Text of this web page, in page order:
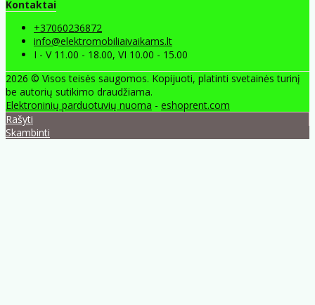
Kontaktai
+37060236872
info@elektromobiliaivaikams.lt
I - V 11.00 - 18.00, VI 10.00 - 15.00
2026 © Visos teisės saugomos. Kopijuoti, platinti svetainės turinį
be autorių sutikimo draudžiama.
Elektroninių parduotuvių nuoma - eshoprent.com
Rašyti
Skambinti